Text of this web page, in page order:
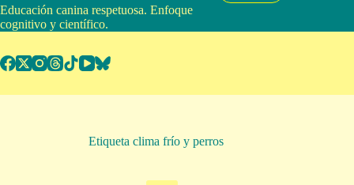
Educación canina respetuosa. Enfoque
cognitivo y científico.
Etiquetaclima frío y perros